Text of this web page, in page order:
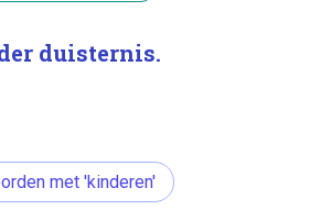
duisternis.
met 'kinderen'